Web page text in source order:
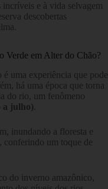
incríveis e à vida selvagem
descobertas
Verde em Alter do Chão?
uma experiência que pode
há uma época que torna
do rio, um fenômeno
a julho)
inundando a floresta e
conferindo um toque de
do inverno amazônico,